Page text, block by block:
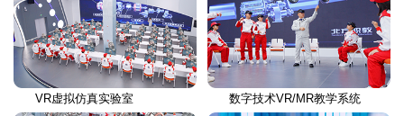
VR虚拟仿真实验室 数字技术VR/MR教学系统